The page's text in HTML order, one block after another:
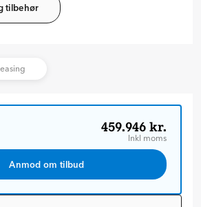
tilbehør
459.946 kr.
Inkl moms
Anmod om tilbud